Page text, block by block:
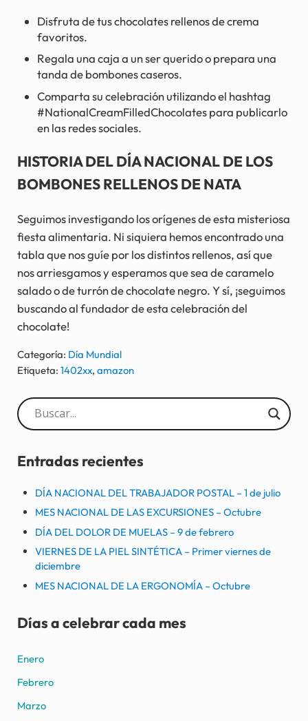
Disfruta de tus chocolates rellenos de crema
favoritos.
Regala una caja a un ser querido o prepara una
tanda de bombones caseros.
Comparta su celebración utilizando el hashtag
#NationalCreamFilledChocolates para publicarlo
en las redes sociales.
HISTORIA DEL DÍA NACIONAL DE LOS
BOMBONES RELLENOS DE NATA
Seguimos investigando los orígenes de esta misteriosa
fiesta alimentaria. Ni siquiera hemos encontrado una
tabla que nos guíe por los distintos rellenos, así que
nos arriesgamos y esperamos que sea de caramelo
salado o de turrón de chocolate negro. Y sí, ¡seguimos
buscando al fundador de esta celebración del
chocolate!
Categoría: Día Mundial
Etiqueta: 1402xx, amazon
Sidebar
Entradas recientes
DÍA NACIONAL DEL TRABAJADOR POSTAL – 1 de julio
MES NACIONAL DE LAS EXCURSIONES – Octubre
DÍA DEL DOLOR DE MUELAS – 9 de febrero
VIERNES DE LA PIEL SINTÉTICA – Primer viernes de
diciembre
MES NACIONAL DE LA ERGONOMÍA – Octubre
Días a celebrar cada mes
Enero
Febrero
Marzo